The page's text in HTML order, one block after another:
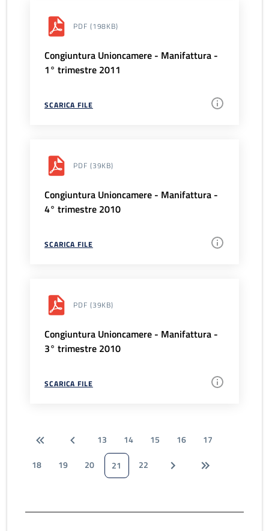
PDF (198KB)
Congiuntura Unioncamere - Manifattura -
1° trimestre 2011
SCARICA FILE
PDF (39KB)
Congiuntura Unioncamere - Manifattura -
4° trimestre 2010
SCARICA FILE
PDF (39KB)
Congiuntura Unioncamere - Manifattura -
3° trimestre 2010
SCARICA FILE
13 14 15 16
17
18
19 20 21 22